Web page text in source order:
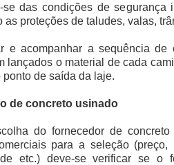
se das condições de segurança
as proteções de taludes, valas,
e acompanhar a sequência de
lançados o material de cada
ponto de saída da laje.
de concreto usinado
do fornecedor de
para a seleção (preço,
etc.) deve-se verificar se o